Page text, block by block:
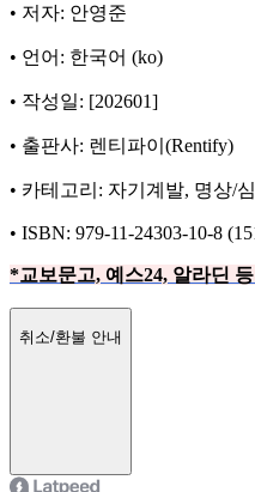
• 저자: 안영준
• 언어: 한국어 (ko)
• 작성일: [202601]
• 출판사: 렌티파이(Rentify)
• 카테고리: 자기계발, 명상/
• ISBN: 979-11-24303-10-8
*교보문고, 예스24, 알라딘
취소/환불 안내